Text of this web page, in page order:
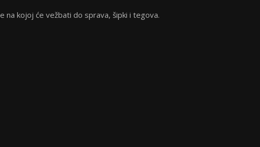
kojoj će vežbati do sprava, šipki i tegova.